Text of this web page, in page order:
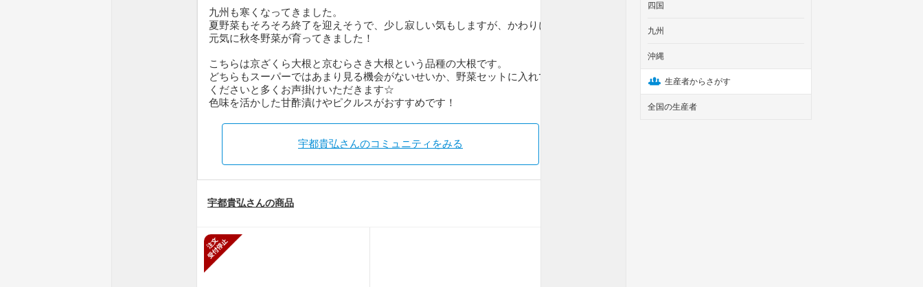
九州も寒くなってきました。
夏野菜もそろそろ終了を迎えそうで、少し寂しい気もしますが、かわりに
元気に秋冬野菜が育ってきました！
こちらは京ざくら大根と京むらさき大根という品種の大根です。
どちらもスーパーではあまり見る機会がないせいか、野菜セットに入れて
くださいと多くお声掛けいただきます☆
色味を活かした甘酢漬けやピクルスがおすすめです！
宇都貴弘さんのコミュニティをみる
宇都貴弘さんの商品
四国
九州
沖縄
生産者からさがす
全国の生産者